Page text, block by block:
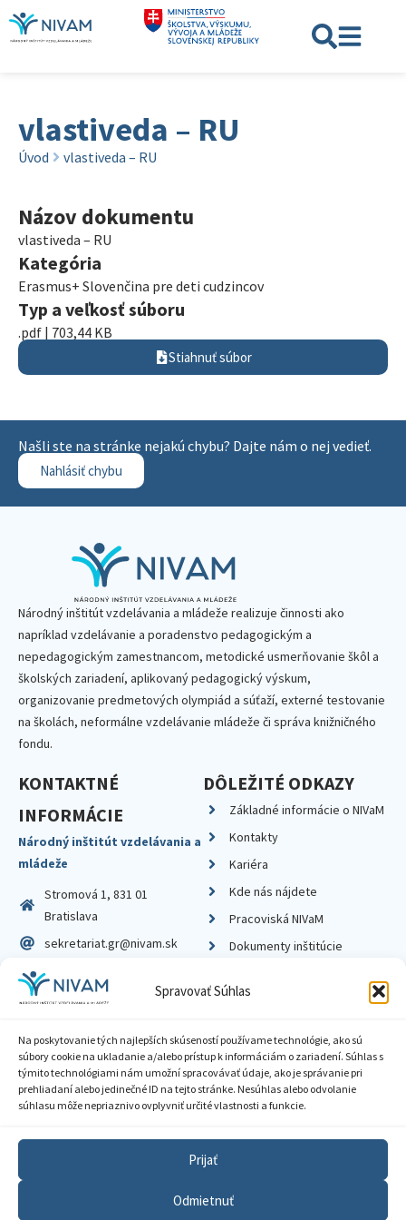
Spravovať Súhlas
Na poskytovanie tých najlepších skúseností používame technológie, ako sú
súbory cookie na ukladanie a/alebo prístup k informáciám o zariadení. Súhlas s
týmito technológiami nám umožní spracovávať údaje, ako je správanie pri
prehliadaní alebo jedinečné ID na tejto stránke. Nesúhlas alebo odvolanie
súhlasu môže nepriaznivo ovplyvniť určité vlastnosti a funkcie.
Prijať
Odmietnuť
vlastiveda – RU
Úvod vlastiveda – RU
Názov dokumentu
vlastiveda – RU
Kategória
Erasmus+ Slovenčina pre deti cudzincov
Typ a veľkosť súboru
.pdf | 703,44 KB
Stiahnuť súbor
Našli ste na stránke nejakú chybu? Dajte nám o nej vedieť.
Nahlásiť chybu
Národný inštitút vzdelávania a mládeže realizuje činnosti ako
napríklad vzdelávanie a poradenstvo pedagogickým a
nepedagogickým zamestnancom, metodické usmerňovanie škôl a
školských zariadení, aplikovaný pedagogický výskum,
organizovanie predmetových olympiád a súťaží, externé testovanie
na školách, neformálne vzdelávanie mládeže či správa knižničného
fondu.
KONTAKTNÉ
INFORMÁCIE
Národný inštitút vzdelávania a
mládeže
Stromová 1, 831 01
Bratislava
sekretariat.gr@nivam.sk
IČO: 00164348
DIČ: 2020798714
DÔLEŽITÉ ODKAZY
Základné informácie o NIVaM
Kontakty
Kariéra
Kde nás nájdete
Pracoviská NIVaM
Dokumenty inštitúcie
Zásady ochrany súkromia
Sprístupnenie informácií